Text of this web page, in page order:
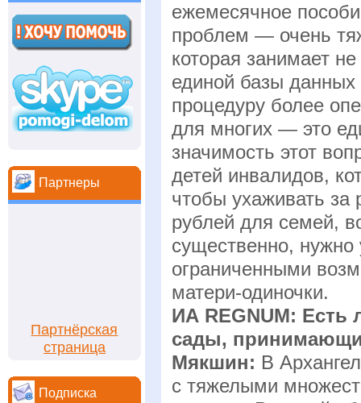
ежемесячное
проблем — очень
которая занимает
единой базы
процедуру более
для многих — это
значимость этот
детей инвалидов,
чтобы ухаживать
рублей для семей,
существенно, нужно
ограниченными
матери-одиночки.
ИА REGNUM: Есть
сады,
Мякшин: В
с тяжелыми
Партнеры
Партнёрская
страница
Подписка